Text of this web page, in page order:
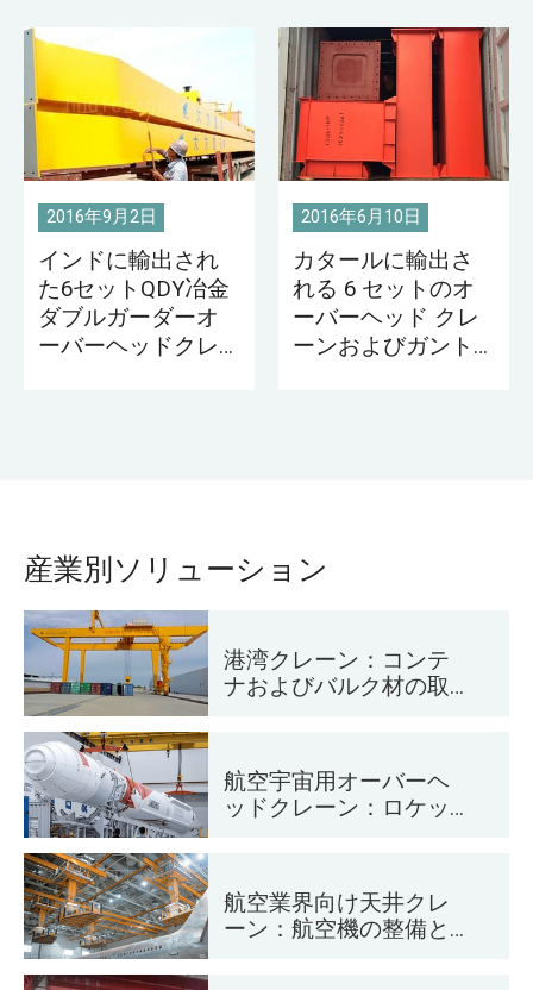
産/製造プロセスに適しています。このようなク
レーンには、ウォール クレーン、ブリッジ ク
レーン、カンチレバー クレーン、および手動ホ
イストが含まれます。
2016年9月2日
インドに輸出され
た6セットQDY冶金
ダブルガーダーオ
ーバーヘッドクレ
2016年6月10日
カタールに輸出さ
れる 6 セットのオ
ーバーヘッド クレ
ーンおよびガント
産業別ソリューション
港湾クレーン：コンテ
ナおよびバルク材の取
航空宇宙用オーバーヘ
ッドクレーン：ロケッ
航空業界向け天井クレ
ーン：航空機の整備と